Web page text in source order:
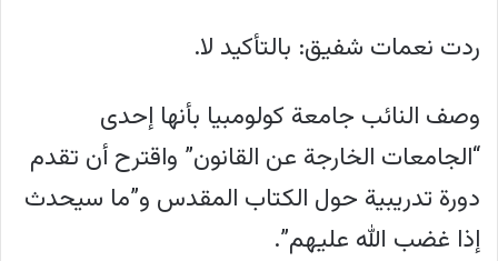
ردت نعمات شفيق: بالتأكيد لا.
وصف النائب جامعة كولومبيا بأنها إحدى
“الجامعات الخارجة عن القانون” واقترح أن تقدم
دورة تدريبية حول الكتاب المقدس و”ما سيحدث
إذا غضب الله عليهم”.